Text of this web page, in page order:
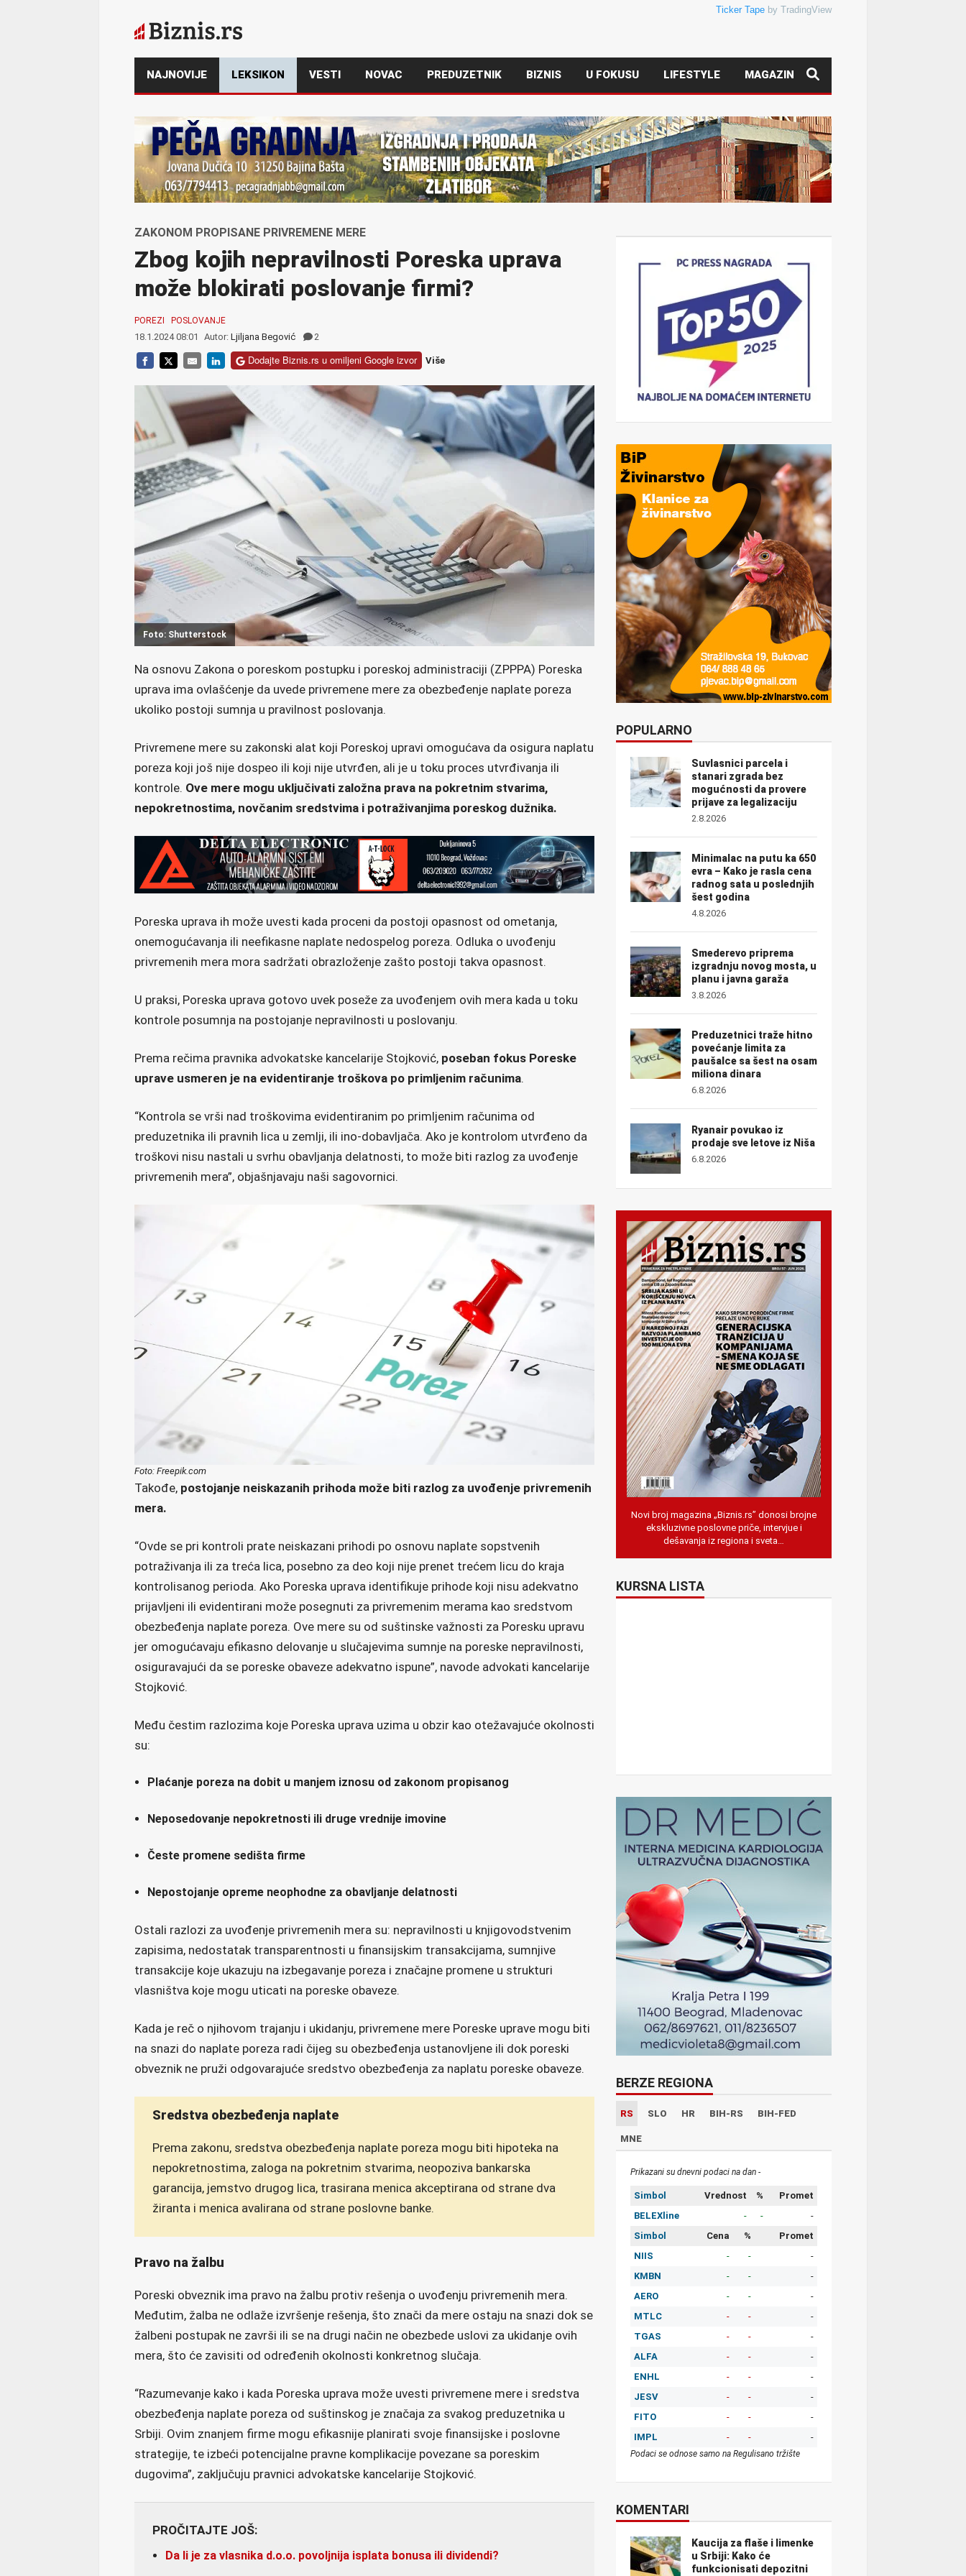
Ticker Tape by TradingView
NAJNOVIJE LEKSIKON VESTI NOVAC PREDUZETNIK BIZNIS U FOKUSU LIFESTYLE MAGAZIN
ZAKONOM PROPISANE PRIVREMENE MERE
Zbog kojih nepravilnosti Poreska uprava
može blokirati poslovanje firmi?
POREZI POSLOVANJE
18.1.2024 08:01 Autor: Ljiljana Begović 2
Dodajte Biznis.rs u omiljeni Google izvor Više
Foto: Shutterstock
Na osnovu Zakona o poreskom postupku i poreskoj administraciji (ZPPPA) Poreska
uprava ima ovlašćenje da uvede privremene mere za obezbeđenje naplate poreza
ukoliko postoji sumnja u pravilnost poslovanja.
Privremene mere su zakonski alat koji Poreskoj upravi omogućava da osigura naplatu
poreza koji još nije dospeo ili koji nije utvrđen, ali je u toku proces utvrđivanja ili
kontrole. Ove mere mogu uključivati založna prava na pokretnim stvarima,
nepokretnostima, novčanim sredstvima i potraživanjima poreskog dužnika.
Poreska uprava ih može uvesti kada proceni da postoji opasnost od ometanja,
onemogućavanja ili neefikasne naplate nedospelog poreza. Odluka o uvođenju
privremenih mera mora sadržati obrazloženje zašto postoji takva opasnost.
U praksi, Poreska uprava gotovo uvek poseže za uvođenjem ovih mera kada u toku
kontrole posumnja na postojanje nepravilnosti u poslovanju.
Prema rečima pravnika advokatske kancelarije Stojković, poseban fokus Poreske
uprave usmeren je na evidentiranje troškova po primljenim računima.
“Kontrola se vrši nad troškovima evidentiranim po primljenim računima od
preduzetnika ili pravnih lica u zemlji, ili ino-dobavljača. Ako je kontrolom utvrđeno da
troškovi nisu nastali u svrhu obavljanja delatnosti, to može biti razlog za uvođenje
privremenih mera”, objašnjavaju naši sagovornici.
Foto: Freepik.com
Takođe, postojanje neiskazanih prihoda može biti razlog za uvođenje privremenih
mera.
“Ovde se pri kontroli prate neiskazani prihodi po osnovu naplate sopstvenih
potraživanja ili za treća lica, posebno za deo koji nije prenet trećem licu do kraja
kontrolisanog perioda. Ako Poreska uprava identifikuje prihode koji nisu adekvatno
prijavljeni ili evidentirani može posegnuti za privremenim merama kao sredstvom
obezbeđenja naplate poreza. Ove mere su od suštinske važnosti za Poresku upravu
jer omogućavaju efikasno delovanje u slučajevima sumnje na poreske nepravilnosti,
osiguravajući da se poreske obaveze adekvatno ispune”, navode advokati kancelarije
Stojković.
Među čestim razlozima koje Poreska uprava uzima u obzir kao otežavajuće okolnosti
su:
Plaćanje poreza na dobit u manjem iznosu od zakonom propisanog
Neposedovanje nepokretnosti ili druge vrednije imovine
Česte promene sedišta firme
Nepostojanje opreme neophodne za obavljanje delatnosti
Ostali razlozi za uvođenje privremenih mera su: nepravilnosti u knjigovodstvenim
zapisima, nedostatak transparentnosti u finansijskim transakcijama, sumnjive
transakcije koje ukazuju na izbegavanje poreza i značajne promene u strukturi
vlasništva koje mogu uticati na poreske obaveze.
Kada je reč o njihovom trajanju i ukidanju, privremene mere Poreske uprave mogu biti
na snazi do naplate poreza radi čijeg su obezbeđenja ustanovljene ili dok poreski
obveznik ne pruži odgovarajuće sredstvo obezbeđenja za naplatu poreske obaveze.
Sredstva obezbeđenja naplate
Prema zakonu, sredstva obezbeđenja naplate poreza mogu biti hipoteka na
nepokretnostima, zaloga na pokretnim stvarima, neopoziva bankarska
garancija, jemstvo drugog lica, trasirana menica akceptirana od strane dva
žiranta i menica avalirana od strane poslovne banke.
Pravo na žalbu
Poreski obveznik ima pravo na žalbu protiv rešenja o uvođenju privremenih mera.
Međutim, žalba ne odlaže izvršenje rešenja, što znači da mere ostaju na snazi dok se
žalbeni postupak ne završi ili se na drugi način ne obezbede uslovi za ukidanje ovih
mera, što će zavisiti od određenih okolnosti konkretnog slučaja.
“Razumevanje kako i kada Poreska uprava može uvesti privremene mere i sredstva
obezbeđenja naplate poreza od suštinskog je značaja za svakog preduzetnika u
Srbiji. Ovim znanjem firme mogu efikasnije planirati svoje finansijske i poslovne
strategije, te izbeći potencijalne pravne komplikacije povezane sa poreskim
dugovima”, zaključuju pravnici advokatske kancelarije Stojković.
PROČITAJTE JOŠ:
Da li je za vlasnika d.o.o. povoljnija isplata bonusa ili dividendi?
POPULARNO
Suvlasnici parcela i
stanari zgrada bez
mogućnosti da provere
prijave za legalizaciju
2.8.2026
Minimalac na putu ka 650
evra – Kako je rasla cena
radnog sata u poslednjih
šest godina
4.8.2026
Smederevo priprema
izgradnju novog mosta, u
planu i javna garaža
3.8.2026
Preduzetnici traže hitno
povećanje limita za
paušalce sa šest na osam
miliona dinara
6.8.2026
Ryanair povukao iz
prodaje sve letove iz Niša
6.8.2026
Novi broj magazina „Biznis.rs” donosi brojne
ekskluzivne poslovne priče, intervjue i
dešavanja iz regiona i sveta…
KURSNA LISTA
BERZE REGIONA
RS SLO HR BIH-RS BIH-FED
MNE
Prikazani su dnevni podaci na dan -
Simbol Vrednost %
Promet
BELEXline
- -
-
Simbol
Cena %
Promet
NIIS
- -
-
KMBN
- -
-
AERO
- -
-
MTLC
- -
-
TGAS
- -
-
ALFA
- -
-
ENHL
- -
-
JESV
- -
-
FITO
- -
-
IMPL
- - -
Podaci se odnose samo na Regulisano tržište
KOMENTARI
Kaucija za flaše i limenke
u Srbiji: Kako će
funkcionisati depozitni